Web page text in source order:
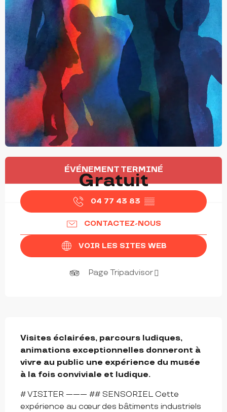
OUVERTURE ET COORDONNÉES
ÉVÉNEMENT TERMINÉ
Gratuit
04 77 43 83 ▒▒
CONTACTEZ-NOUS
VOIR LES SITES WEB
Page Tripadvisor
Visites éclairées, parcours ludiques,
animations exceptionnelles donneront à
vivre au public une expérience du musée
à la fois conviviale et ludique.
# VISITER --------- ## SENSORIEL Cette
expérience au cœur des bâtiments industriels